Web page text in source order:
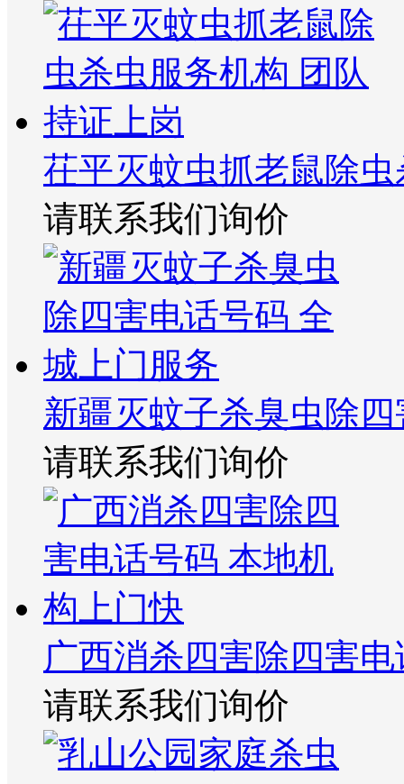
茌平灭蚊虫抓老鼠除
请联系我们询价
新疆灭蚊子杀臭虫除
请联系我们询价
广西消杀四害除四害
请联系我们询价